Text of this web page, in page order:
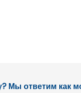
Мы ответим как